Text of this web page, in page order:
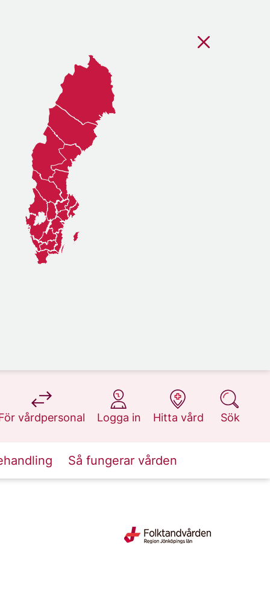
vårdpersonal
på 1177.se
Logga in
på 1177.se
Hitta vård
på 1177.se
Sök
på 1177.se
Så fungerar vården